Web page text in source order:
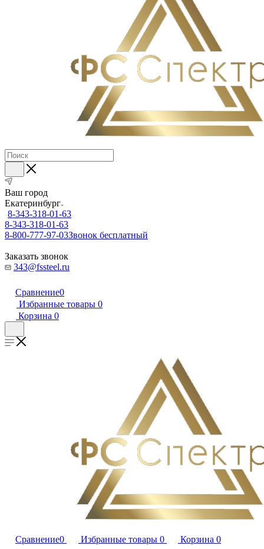
Ваш город
Екатеринбург
8-343-318-01-63
8-343-318-01-63
8-800-777-97-03Звонок бесплатный
Заказать звонок
343@fssteel.ru
Сравнение0
Избранные товары 0
Корзина 0
Сравнение0 Избранные товары 0 Корзина 0